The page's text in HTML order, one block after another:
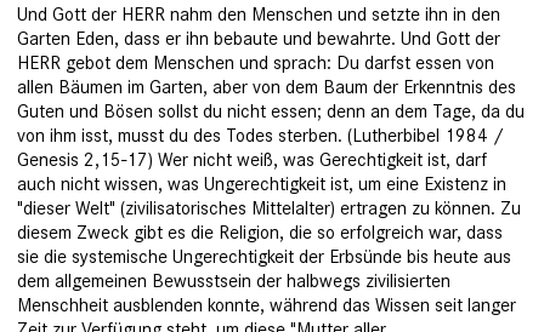
Und Gott der HERR nahm den Menschen und setzte ihn in den
Garten Eden, dass er ihn bebaute und bewahrte. Und Gott der
HERR gebot dem Menschen und sprach: Du darfst essen von
allen Bäumen im Garten, aber von dem Baum der Erkenntnis des
Guten und Bösen sollst du nicht essen; denn an dem Tage, da du
von ihm isst, musst du des Todes sterben. (Lutherbibel 1984 /
Genesis 2,15-17) Wer nicht weiß, was Gerechtigkeit ist, darf
auch nicht wissen, was Ungerechtigkeit ist, um eine Existenz in
"dieser Welt" (zivilisatorisches Mittelalter) ertragen zu können. Zu
diesem Zweck gibt es die Religion, die so erfolgreich war, dass
sie die systemische Ungerechtigkeit der Erbsünde bis heute aus
dem allgemeinen Bewusstsein der halbwegs zivilisierten
Menschheit ausblenden konnte, während das Wissen seit langer